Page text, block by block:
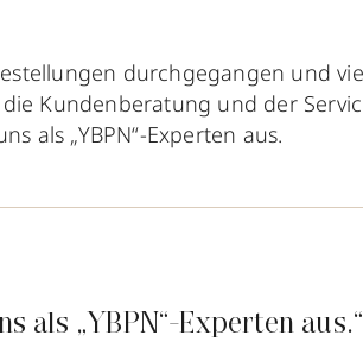
durchgegangen und
Kundenberatung und der
als „YBPN“-Experten aus.
als „YBPN“-Experten aus.“